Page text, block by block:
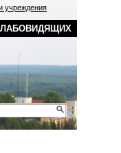
учреждения